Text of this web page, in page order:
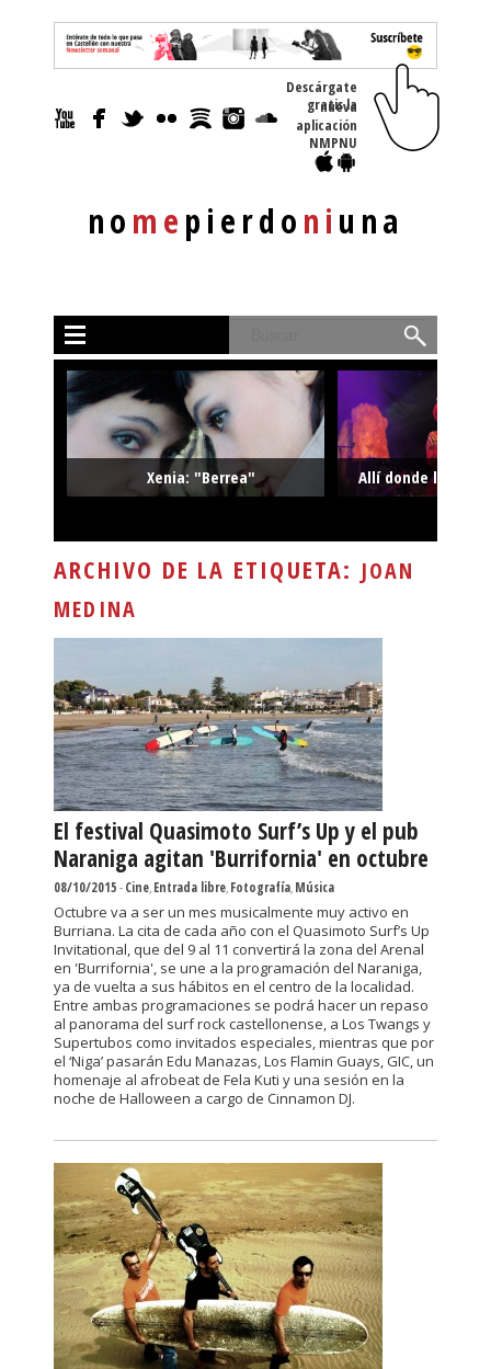
nomepierdoniuna
Descárgate
gratis la nueva
aplicación
NMPNU
Xenia: "Berrea" Allí donde la
ARCHIVO DE LA ETIQUETA: JOAN
MEDINA
El festival Quasimoto Surf’s Up y el pub
Naraniga agitan 'Burrifornia' en octubre
08/10/2015-Cine,Entrada libre,Fotografía,Música
Octubre va a ser un mes musicalmente muy activo en
Burriana. La cita de cada año con el Quasimoto Surf’s Up
Invitational, que del 9 al 11 convertirá la zona del Arenal
en 'Burrifornia', se une a la programación del Naraniga,
ya de vuelta a sus hábitos en el centro de la localidad.
Entre ambas programaciones se podrá hacer un repaso
al panorama del surf rock castellonense, a Los Twangs y
Supertubos como invitados especiales, mientras que por
el ‘Niga’ pasarán Edu Manazas, Los Flamin Guays, GIC, un
homenaje al afrobeat de Fela Kuti y una sesión en la
noche de Halloween a cargo de Cinnamon DJ.